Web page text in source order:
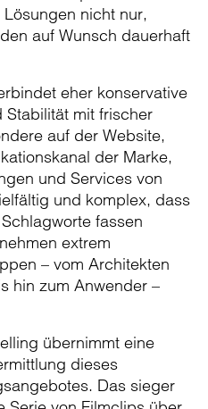
nicht nur,
auf Wunsch dauerhaft
eher konservative
Stabilität mit frischer
auf der Website,
der Marke,
und Services von
und komplex, dass
fassen
extrem
– vom Architekten
hin zum Anwender –
übernimmt eine
dieses
Das sieger